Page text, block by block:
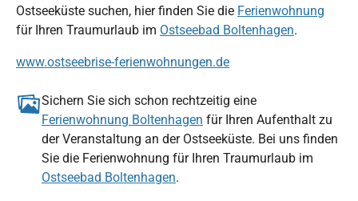
Ostseeküste suchen, hier finden Sie die Ferienwohnung
für Ihren Traumurlaub im Ostseebad Boltenhagen.
www.ostseebrise-ferienwohnungen.de
Sichern Sie sich schon rechtzeitig eine
Ferienwohnung Boltenhagen für Ihren Aufenthalt zu
der Veranstaltung an der Ostseeküste. Bei uns finden
Sie die Ferienwohnung für Ihren Traumurlaub im
Ostseebad Boltenhagen.